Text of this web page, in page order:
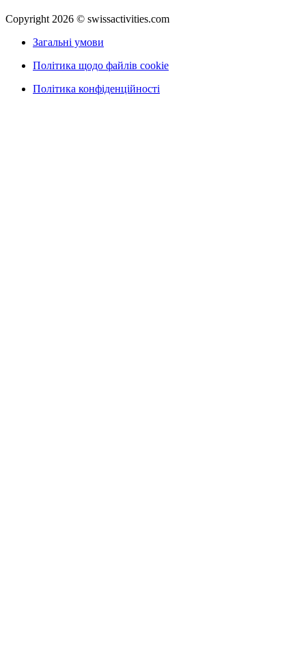
Copyright 2026 © swissactivities.com
Загальні умови
Політика щодо файлів cookie
Політика конфіденційності